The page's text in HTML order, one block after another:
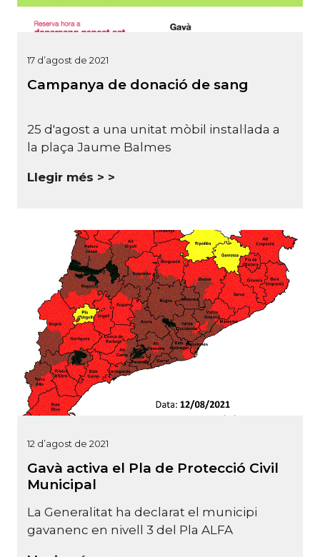
17 d’agost de 2021
Campanya de donació de sang
25 d'agost a una unitat mòbil instal·lada a
la plaça Jaume Balmes
Llegir més >
12 d’agost de 2021
Gavà activa el Pla de Protecció Civil
Municipal
La Generalitat ha declarat el municipi
gavanenc en nivell 3 del Pla ALFA